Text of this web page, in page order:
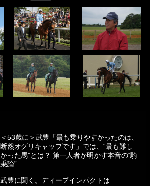
＜53歳に＞武豊「最も乗りやすかったのは、
断然オグリキャップです」では、“最も難し
かった馬”とは？ 第一人者が明かす本音の“騎
乗論”
武豊に聞く。ディープインパクトは